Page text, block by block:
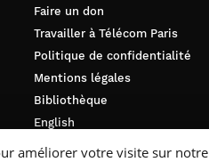
Faire un don
Travailler à Télécom Paris
Politique de confidentialité
Mentions légales
Bibliothèque
English
améliorer votre visite sur